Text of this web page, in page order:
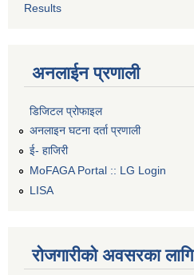
Results
अनलाईन प्रणाली
डिजिटल प्रोफाइल
अनलाइन घटना दर्ता प्रणाली
ई- हाजिरी
MoFAGA Portal :: LG Login
LISA
रोजगारीको अवसरका लागि